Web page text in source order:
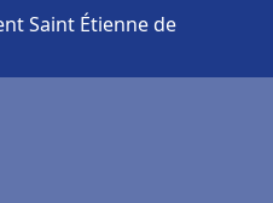
Saint Étienne de